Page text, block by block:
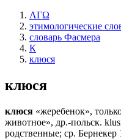
ΛΓΩ
этимологические
словарь Фасмера
К
клюся
клюся
клюся «жеребенок»,
животное», др.-польск.
родственные; ср.